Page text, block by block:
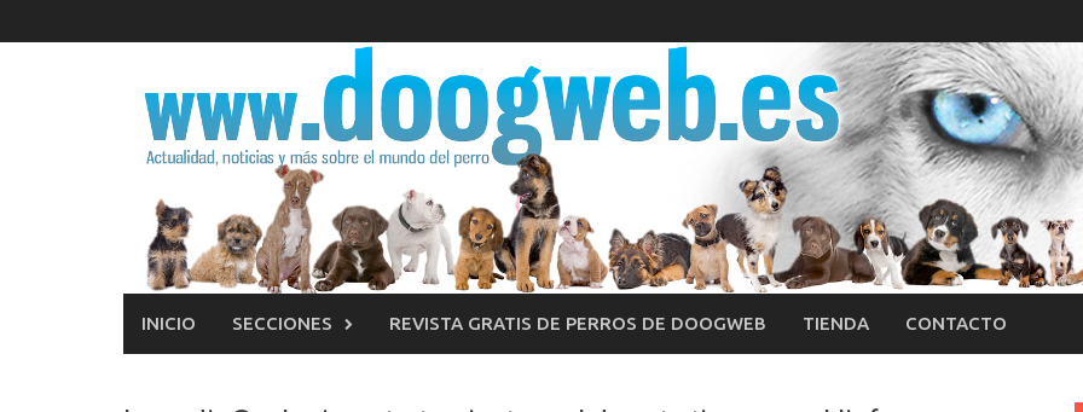
al
INICIO SECCIONES REVISTA GRATIS DE PERROS DE DOOGWEB TIENDA CONTACTO